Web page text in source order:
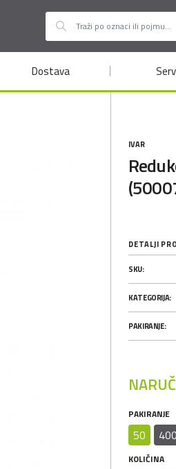
Dostava
IVAR
DETALJI
SKU:
KATEGORIJA:
PAKIRANJE:
PAKIRANJE
50 400
KOLIČINA